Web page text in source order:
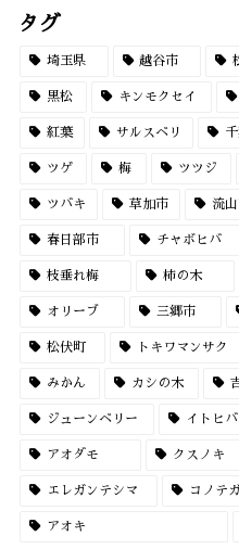
タグ
埼玉県 越谷市
黒松 キンモクセイ
紅葉 サルスベリ
ツゲ 梅 ツツジ
ツバキ 草加市 流
春日部市 チャボヒバ
枝垂れ梅 柿の木
オリーブ 三郷市
松伏町 トキワマンサク
みかん カシの木
ジューンベリー イトヒバ
アオダモ クスノキ
エレガンテシマ コノテ
アオキ